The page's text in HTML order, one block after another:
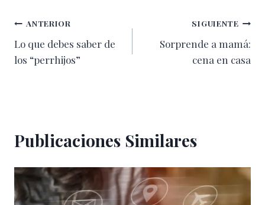
Navegación
de
ANTERIOR
Lo que debes saber de
los “perrhijos”
SIGUIENTE
Sorprende a mamá:
cena en casa
Publicaciones Similares